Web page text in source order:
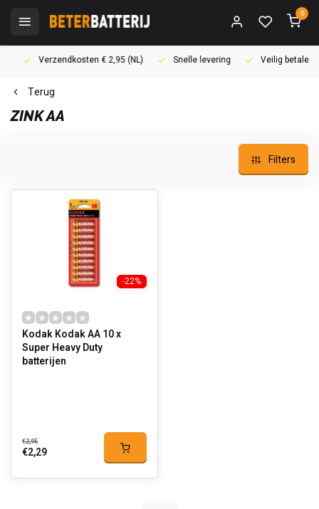
0
Verzendkosten € 2,95 (NL) Snelle levering Veilig betalen
Terug
ZINK AA
Filters
-22%
Kodak Kodak AA 10 x
Super Heavy Duty
batterijen
€2,95
€2,29